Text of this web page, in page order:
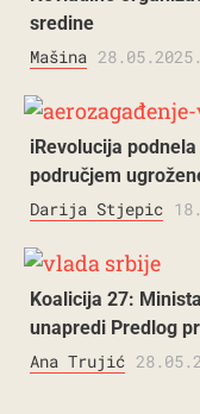
sredine
Mašina 28.05.2025.
iRevolucija
područjem
Darija Stjepic
Koalicija 27:
unapredi Predlog
Ana Trujić